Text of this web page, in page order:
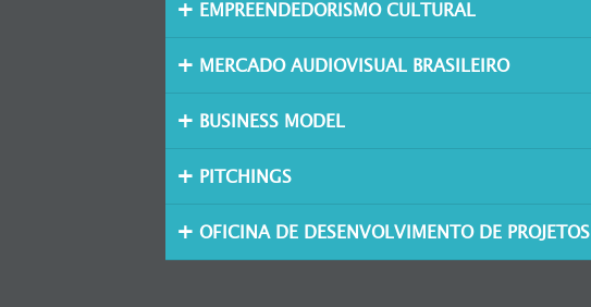
EMPREENDEDORISMO CULTURAL
MERCADO AUDIOVISUAL BRASILEIRO
BUSINESS MODEL
PITCHINGS
OFICINA DE DESENVOLVIMENTO DE PROJETOS